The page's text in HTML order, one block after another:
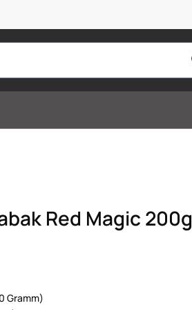
Red Magic 200g
Gramm)